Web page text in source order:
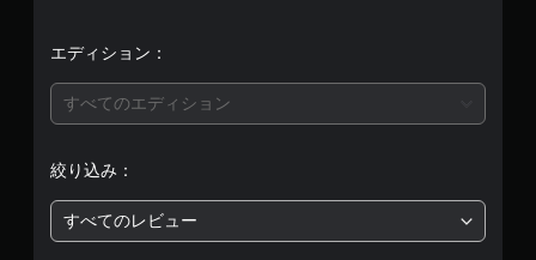
5
段
エディション：
すべてのエディション
絞り込み：
すべてのレビュー